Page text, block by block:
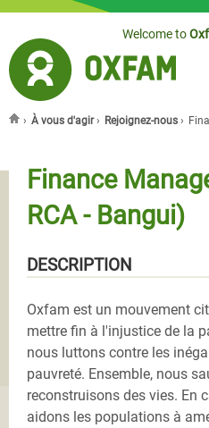
Jump to navigationWelcome to
› À vous d'agir› Rejoignez-nous ›
Finance
RCA - Bangui)
DESCRIPTION
Oxfam est un mouvement
mettre fin à l'injustice de la
nous luttons contre les
pauvreté. Ensemble, nous
reconstruisons des vies. En
aidons les populations à